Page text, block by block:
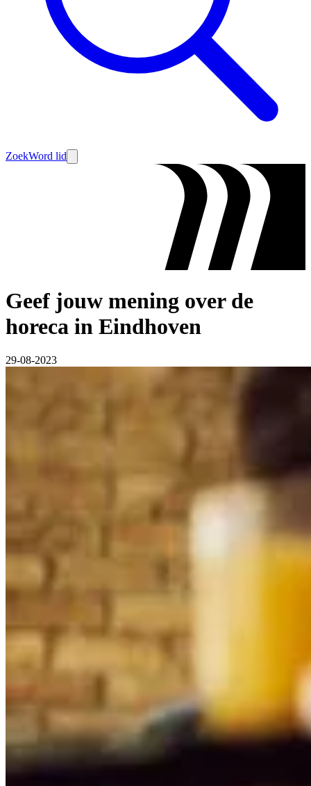
ZoekWord lid
Geef jouw mening over de
horeca in Eindhoven
29-08-2023